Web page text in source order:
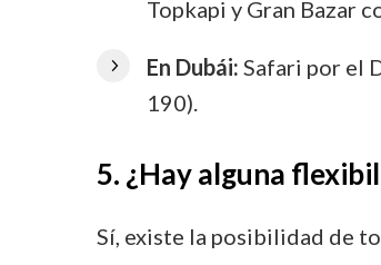
Topkapi y Gran Bazar
En Dubái: Safari por el
190).
5. ¿Hay alguna
Sí, existe la posibilidad de